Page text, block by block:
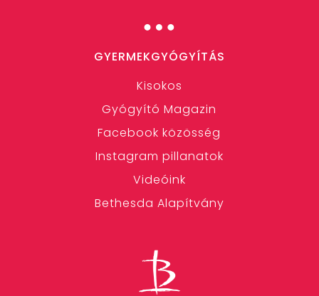
…
GYERMEKGYÓGYÍTÁS
Kisokos
Gyógyító Magazin
Facebook közösség
Instagram pillanatok
Videóink
Bethesda Alapítvány